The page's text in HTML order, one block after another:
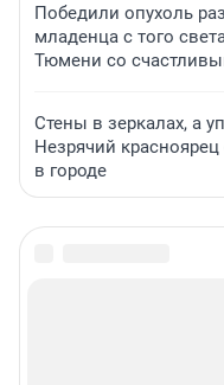
Победили опухоль
младенца с того
Тюмени со
Стены в зеркалах, а
Незрячий
в городе